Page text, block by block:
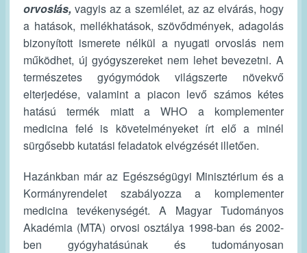
orvoslás, vagyis az a szemlélet, az az elvárás, hogy
a hatások, mellékhatások, szövődmények, adagolás
bizonyított ismerete nélkül a nyugati orvoslás nem
működhet, új gyógyszereket nem lehet bevezetni. A
természetes gyógymódok világszerte növekvő
elterjedése, valamint a piacon levő számos kétes
hatású termék miatt a WHO a komplementer
medicina felé is követelményeket írt elő a minél
sürgősebb kutatási feladatok elvégzését illetően.
Hazánkban már az Egészségügyi Minisztérium és a
Kormányrendelet szabályozza a komplementer
medicina tevékenységét. A Magyar Tudományos
Akadémia (MTA) orvosi osztálya 1998-ban és 2002-
ben gyógyhatásúnak és tudományosan